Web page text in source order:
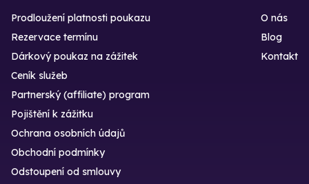
Prodloužení platnosti poukazu
Rezervace termínu
Dárkový poukaz na zážitek
O nás
Blog
Kontakt
Ceník služeb
Partnerský (affiliate) program
Pojištění k zážitku
Ochrana osobních údajů
Obchodní podmínky
Odstoupení od smlouvy